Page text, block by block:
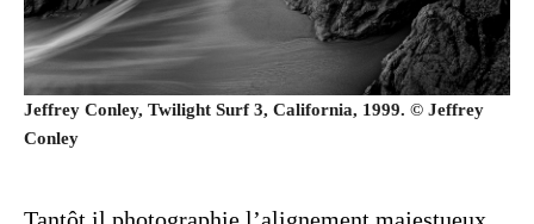
Jeffrey Conley, Twilight Surf 3, California, 1999. © Jeffrey
Conley